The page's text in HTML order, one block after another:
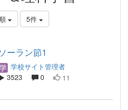
5件
ーラン節1
学校サイト管理者
3523
0 11